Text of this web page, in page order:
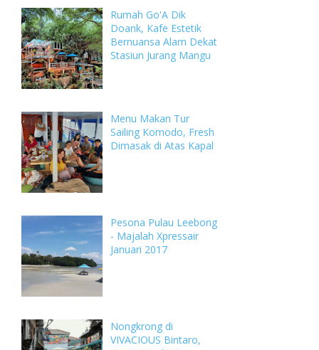
Rumah Go'A Dik
Doank, Kafe Estetik
Bernuansa Alam Dekat
Stasiun Jurang Mangu
Menu Makan Tur
Sailing Komodo, Fresh
Dimasak di Atas Kapal
Pesona Pulau Leebong
- Majalah Xpressair
Januari 2017
Nongkrong di
VIVACIOUS Bintaro,